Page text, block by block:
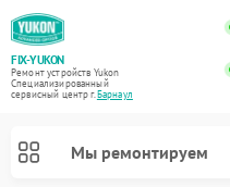
FIX-YUKON
Ремонт устройств Yukon
Специализированный
cервисный центр г.Барнаул
Мы ремонтируем